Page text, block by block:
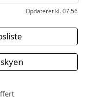
Opdateret kl. 07.56